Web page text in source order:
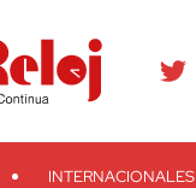
Search
INTERNACIONALES